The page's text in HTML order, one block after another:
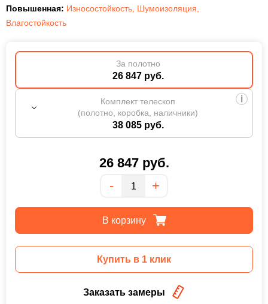
Повышенная: Износостойкость, Шумоизоляция,
Влагостойкость
26 847руб.
Количество
- +
За полотно
26 847 руб.
Комплект телескоп
(полотно, коробка, наличники)
38 085 руб.
В корзину
Купить в 1 клик
Заказать замеры